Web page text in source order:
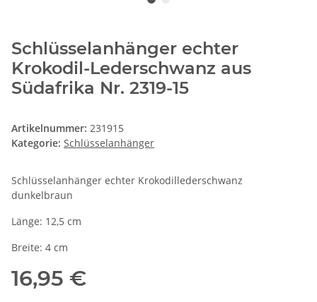
Schlüsselanhänger echter
Krokodil-Lederschwanz aus
Südafrika Nr. 2319-15
Artikelnummer: 231915
Kategorie: Schlüsselanhänger
Schlüsselanhänger echter Krokodillederschwanz
dunkelbraun
Länge: 12,5 cm
Breite: 4 cm
16,95 €